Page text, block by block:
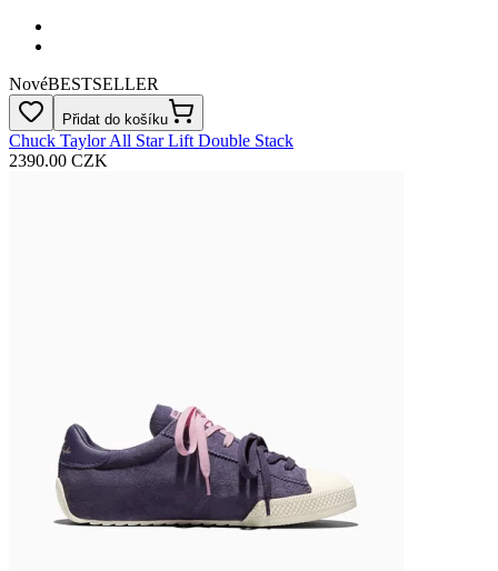
NovéBESTSELLER
Přidat do košíku
Chuck Taylor All Star Lift Double Stack
2390.00 CZK